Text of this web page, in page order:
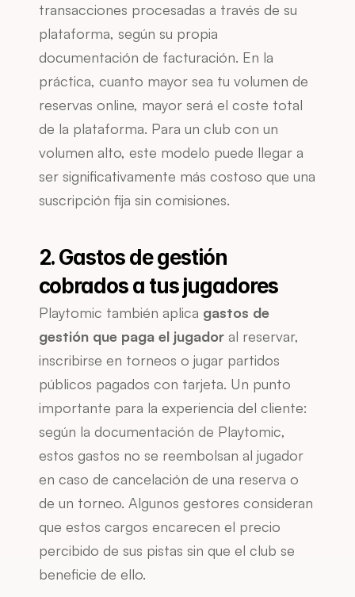
transacciones procesadas a través de su
plataforma, según su propia
documentación de facturación. En la
práctica, cuanto mayor sea tu volumen de
reservas online, mayor será el coste total
de la plataforma. Para un club con un
volumen alto, este modelo puede llegar a
ser significativamente más costoso que una
suscripción fija sin comisiones.
2. Gastos de gestión
cobrados a tus jugadores
Playtomic también aplica gastos de
gestión que paga el jugador al reservar,
inscribirse en torneos o jugar partidos
públicos pagados con tarjeta. Un punto
importante para la experiencia del cliente:
según la documentación de Playtomic,
estos gastos no se reembolsan al jugador
en caso de cancelación de una reserva o
de un torneo. Algunos gestores consideran
que estos cargos encarecen el precio
percibido de sus pistas sin que el club se
beneficie de ello.